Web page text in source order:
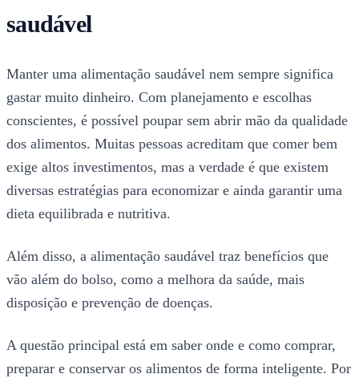
saudável
Manter uma alimentação saudável nem sempre significa
gastar muito dinheiro. Com planejamento e escolhas
conscientes, é possível poupar sem abrir mão da qualidade
dos alimentos. Muitas pessoas acreditam que comer bem
exige altos investimentos, mas a verdade é que existem
diversas estratégias para economizar e ainda garantir uma
dieta equilibrada e nutritiva.
Além disso, a alimentação saudável traz benefícios que
vão além do bolso, como a melhora da saúde, mais
disposição e prevenção de doenças.
A questão principal está em saber onde e como comprar,
preparar e conservar os alimentos de forma inteligente. Por